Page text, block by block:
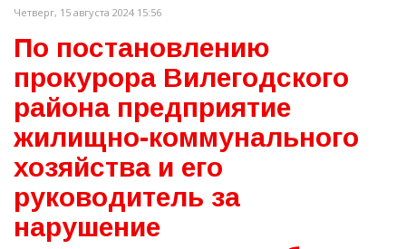
Четверг, 15 августа 2024 15:56
По постановлению
прокурора Вилегодского
района предприятие
жилищно-коммунального
хозяйства и его
руководитель за
нарушение